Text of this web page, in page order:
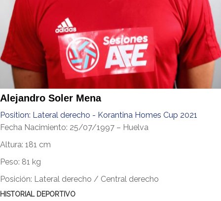
Alejandro Soler Mena
Position: Lateral derecho - Korantina Homes Cup 2021
Fecha Nacimiento: 25/07/1997 – Huelva
Altura: 181 cm
Peso: 81 kg
Posición: Lateral derecho / Central derecho
HISTORIAL DEPORTIVO